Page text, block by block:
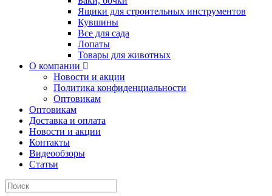
Ящики для строительных инструментов
Кувшины
Все для сада
Лопаты
Товары для животных
О компании
Новости и акции
Политика конфиденциальности
Оптовикам
Оптовикам
Доставка и оплата
Новости и акции
Контакты
Видеообзоры
Статьи